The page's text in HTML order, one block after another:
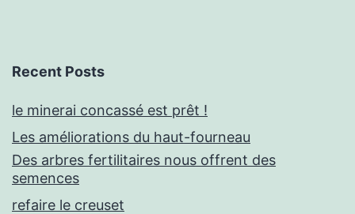
Recent Posts
le minerai concassé est prêt !
Les améliorations du haut-fourneau
Des arbres fertilitaires nous offrent des
semences
refaire le creuset